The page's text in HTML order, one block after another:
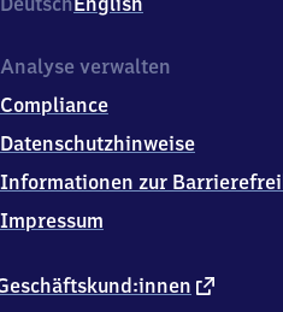
3
7
Traunstein
externer
Analyse verwalten
Compliance
Datenschutzhinweise
Informationen zur
Impressum